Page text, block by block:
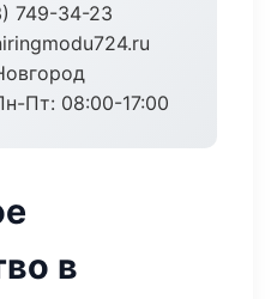
749-34-23
Пт: 08:00-17:00
в